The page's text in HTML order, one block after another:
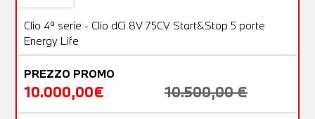
OFFERTA
Clio 4ª serie - Clio dCi 8V 75CV Start&Stop 5 porte
Energy Life
PREZZO PROMO
10.000,00€ 10.500,00 €